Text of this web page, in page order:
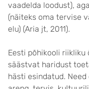
vaadelda loodust),
(näiteks oma tervise
elu) (Aria jt, 2011).
Eesti põhikooli riikliku
säästvat haridust
hästi esindatud.